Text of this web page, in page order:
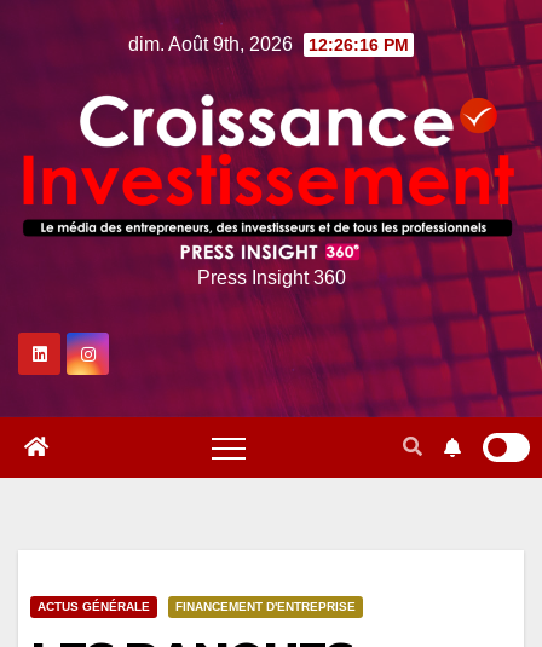
dim. Août 9th, 2026 12:26:17 PM
Press Insight 360
ACTUS GÉNÉRALE FINANCEMENT D'ENTREPRISE